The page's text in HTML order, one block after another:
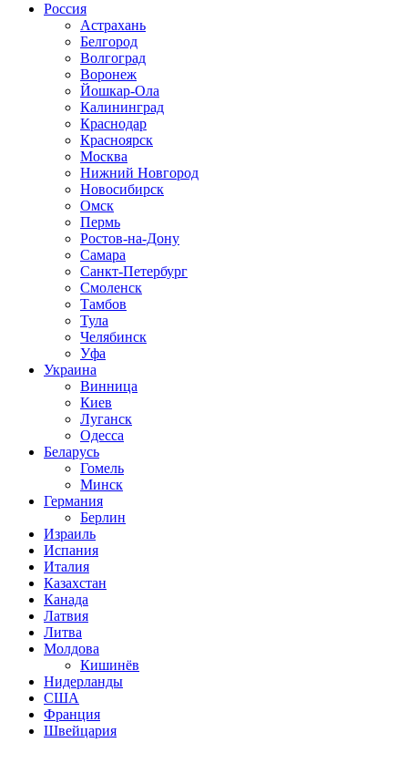
Россия
Астрахань
Белгород
Волгоград
Воронеж
Йошкар-Ола
Калининград
Краснодар
Красноярск
Москва
Нижний Новгород
Новосибирск
Омск
Пермь
Ростов-на-Дону
Самара
Санкт-Петербург
Смоленск
Тамбов
Тула
Челябинск
Уфа
Украина
Винница
Киев
Луганск
Одесса
Беларусь
Гомель
Минск
Германия
Берлин
Израиль
Испания
Италия
Казахстан
Канада
Латвия
Литва
Молдова
Кишинёв
Нидерланды
США
Франция
Швейцария